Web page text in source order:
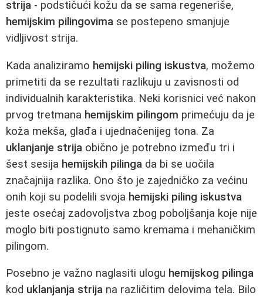
strija - podstičući kožu da se sama regeneriše,
hemijskim pilingovima se postepeno smanjuje
vidljivost strija.
Kada analiziramo hemijski piling iskustva, možemo
primetiti da se rezultati razlikuju u zavisnosti od
individualnih karakteristika. Neki korisnici već nakon
prvog tretmana hemijskim pilingom primećuju da je
koža mekša, glađa i ujednačenijeg tona. Za
uklanjanje strija obično je potrebno između tri i
šest sesija hemijskih pilinga da bi se uočila
značajnija razlika. Ono što je zajedničko za većinu
onih koji su podelili svoja hemijski piling iskustva
jeste osećaj zadovoljstva zbog poboljšanja koje nije
moglo biti postignuto samo kremama i mehaničkim
pilingom.
Posebno je važno naglasiti ulogu hemijskog pilinga
kod uklanjanja strija na različitim delovima tela. Bilo